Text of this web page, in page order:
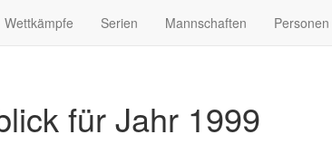
Wettkämpfe Serien Mannschaften Personen
für Jahr 1999